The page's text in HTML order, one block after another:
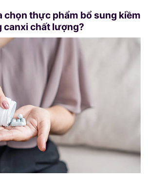
chọn thực phẩm bổ sung kiềm
canxi chất lượng?